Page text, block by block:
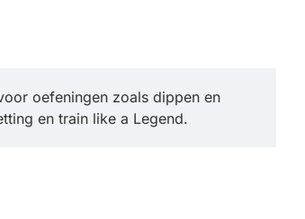
voor oefeningen zoals dippen en
en train like a Legend.